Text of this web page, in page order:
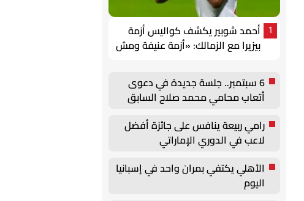
1
أحمد شوبير يكشف كواليس أزمة
بيزيرا مع الزمالك: «أزمة عنيفة ومش
6 سبتمبر.. جلسة جديدة في دعوى
أتعاب محامي محمد صلاح السابق
رامي ربيعة ينافس على جائزة أفضل
لاعب في الدوري الإماراتي
الأهلي يكتفي بمران واحد في إسبانيا
اليوم